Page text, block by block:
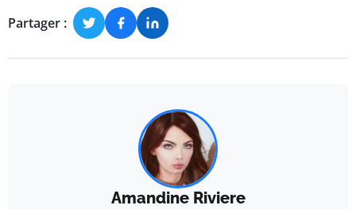
Partager :
Amandine Riviere